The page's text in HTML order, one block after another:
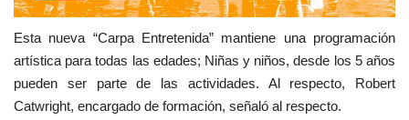
Esta nueva “Carpa Entretenida” mantiene una programación
artística para todas las edades; Niñas y niños, desde los 5 años
pueden ser parte de las actividades. Al respecto, Robert
Catwright, encargado de formación, señaló al respecto.